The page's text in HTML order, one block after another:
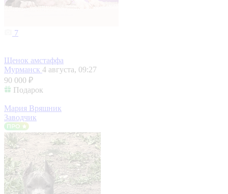
7
Щенок амстаффа
Мурманск 4 августа, 09:27
90 000 ₽
Подарок
Мария Вряшник
Заводчик